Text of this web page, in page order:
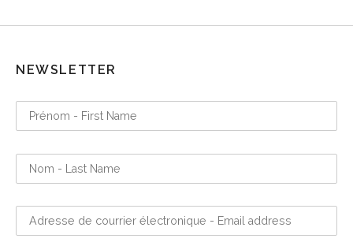
NEWSLETTER